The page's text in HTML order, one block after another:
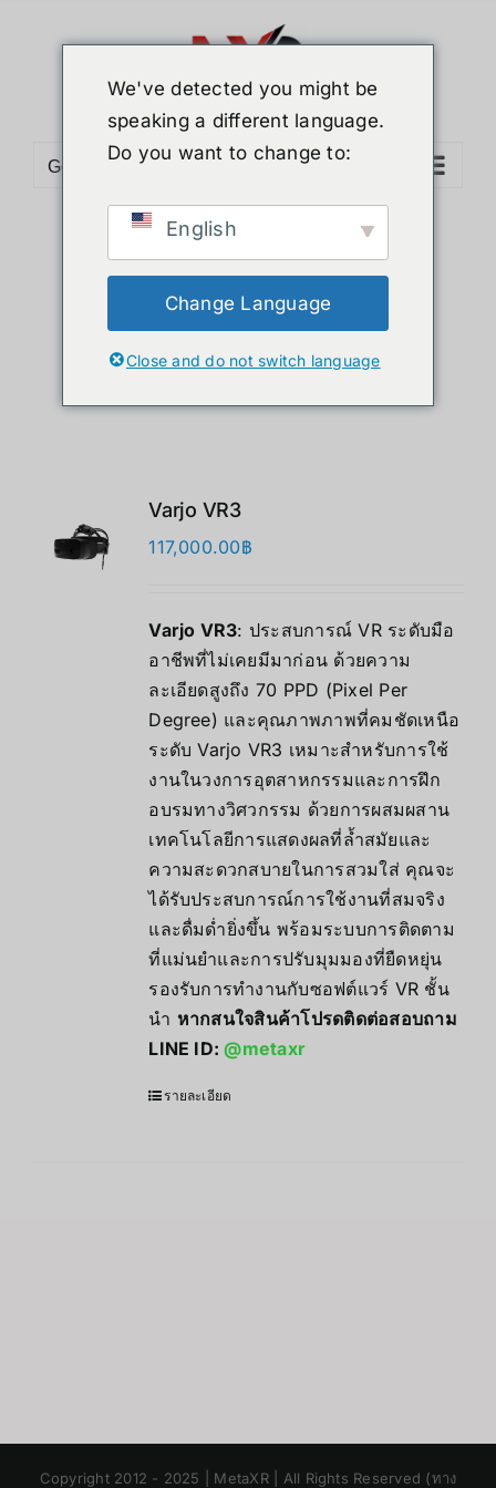
Go to...
Sort byPopularity
Show12 Products
Varjo VR3
117,000.00฿
Varjo VR3: ประสบการณ์ VR ระดับมือ
อาชีพที่ไม่เคยมีมาก่อน ด้วยความ
ละเอียดสูงถึง 70 PPD (Pixel Per
Degree) และคุณภาพภาพที่คมชัดเหนือ
ระดับ Varjo VR3 เหมาะสำหรับการใช้
งานในวงการอุตสาหกรรมและการฝึก
อบรมทางวิศวกรรม ด้วยการผสมผสาน
เทคโนโลยีการแสดงผลที่ล้ำสมัยและ
ความสะดวกสบายในการสวมใส่ คุณจะ
ได้รับประสบการณ์การใช้งานที่สมจริง
และดื่มด่ำยิ่งขึ้น พร้อมระบบการติดตาม
ที่แม่นยำและการปรับมุมมองที่ยืดหยุ่น
รองรับการทำงานกับซอฟต์แวร์ VR ชั้น
นำ หากสนใจสินค้าโปรดติดต่อสอบถาม
LINE ID:@metaxr
รายละเอียด
Copyright 2012 - 2025 | MetaXR | All Rights Reserved (ทาง
We've detected you might be
speaking a different language.
Do you want to change to:
English
Change Language
Close and do not switch language